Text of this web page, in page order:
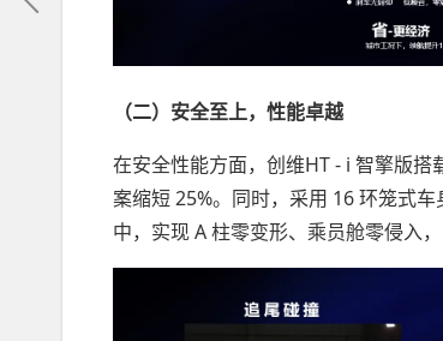
（二）安全至上，性能卓越
在安全性能方面，创维HT - i 智擎版
案缩短 25%。同时，采用 16 环笼式
中，实现 A 柱零变形、乘员舱零侵入